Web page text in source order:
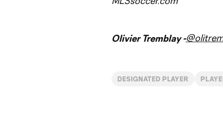
Olivier Tremblay -
DESIGNATED PLAYER